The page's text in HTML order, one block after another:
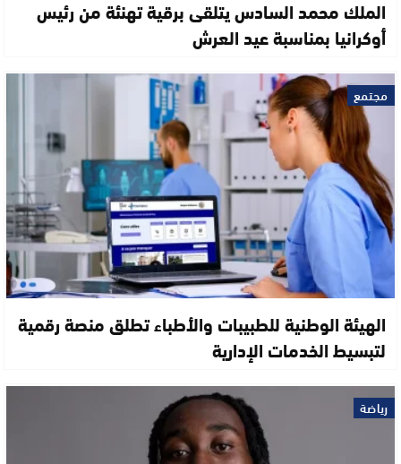
الملك محمد السادس يتلقى برقية تهنئة من رئيس
أوكرانيا بمناسبة عيد العرش
مجتمع
الهيئة الوطنية للطبيبات والأطباء تطلق منصة رقمية
لتبسيط الخدمات الإدارية
رياضة